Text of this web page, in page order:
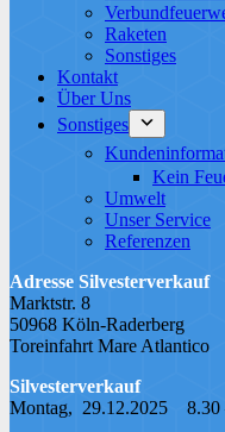
Raketen
Sonstiges
Kontakt
Über Uns
Sonstiges
Kein
Umwelt
Unser Service
Referenzen
Adresse Silvesterverkauf
Marktstr. 8
50968 Köln-Raderberg
Toreinfahrt Mare Atlantico
Silvesterverkauf
Montag, 29.12.2025 8.30